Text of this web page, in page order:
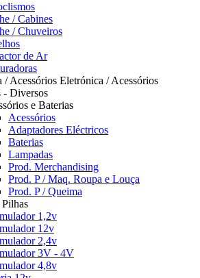
/ Cabines
/ Chuveiros
de Ar
Eletrónica / Acessórios
- Diversos
e Baterias
Acessórios
Adaptadores Eléctricos
Baterias
Lampadas
Prod. Merchandising
Prod. P / Maq. Roupa e Louça
Prod. P / Queima
1,2v
12v
2,4v
3V - 4V
4,8v